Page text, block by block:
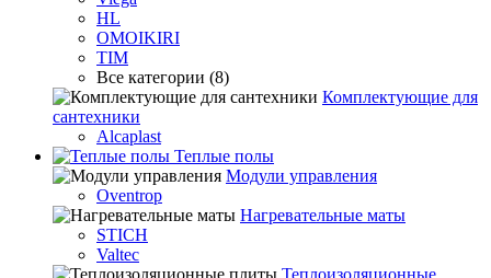
HL
OMOIKIRI
TIM
Все категории (8)
Комплектующие для
сантехники
Alcaplast
Теплые полы
Модули управления
Oventrop
Нагревательные маты
STICH
Valtec
Теплоизоляционные